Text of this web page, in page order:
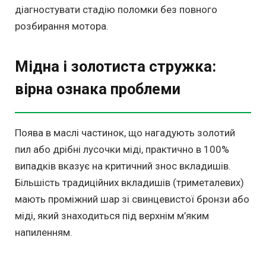
діагностувати стадію поломки без повного
розбирання мотора.
Мідна і золотиста стружка:
вірна ознака проблеми
Поява в маслі частинок, що нагадують золотий
пил або дрібні лусочки міді, практично в 100%
випадків вказує на критичний знос вкладишів.
Більшість традиційних вкладишів (триметалевих)
мають проміжний шар зі свинцевистої бронзи або
міді, який знаходиться під верхнім м’яким
напиленням.